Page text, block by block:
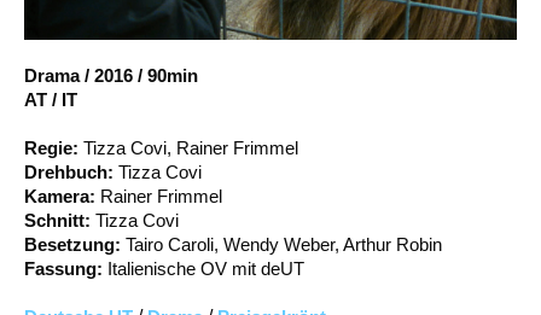
Account
Drama / 2016 / 90min
AT / IT
Regie: Tizza Covi, Rainer Frimmel
Drehbuch: Tizza Covi
Kamera: Rainer Frimmel
Schnitt: Tizza Covi
Besetzung: Tairo Caroli, Wendy Weber, Arthur Robin
Fassung: Italienische OV mit deUT